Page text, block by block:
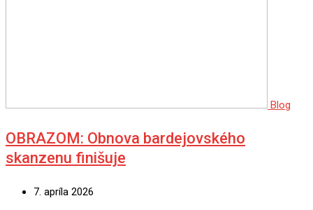
Blog
OBRAZOM: Obnova bardejovského
skanzenu finišuje
7. apríla 2026